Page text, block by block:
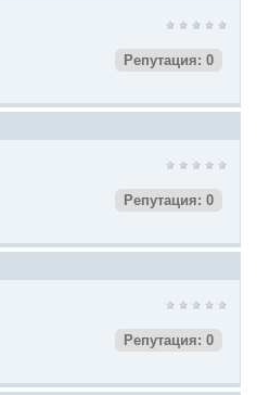
Репутация: 0
Репутация: 0
Репутация: 0